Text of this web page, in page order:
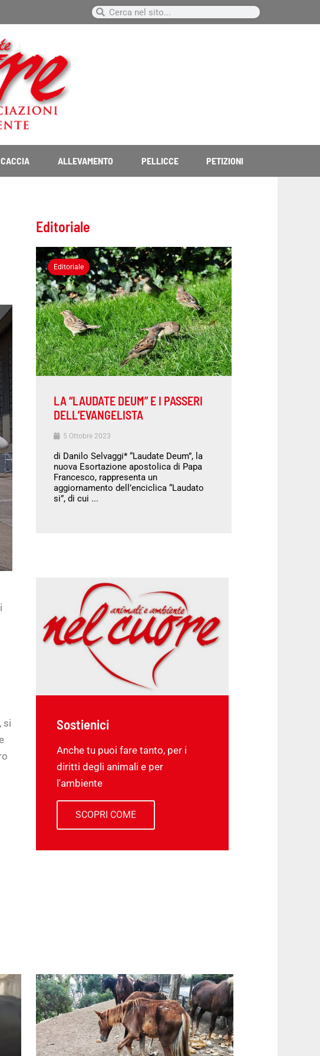
Cerca
Cerca
CACCIA ALLEVAMENTO PELLICCE PETIZIONI
si
Editoriale
Editoriale
LA “LAUDATE DEUM” E I PASSERI
DELL’EVANGELISTA
5 Ottobre 2023
di Danilo Selvaggi* “Laudate Deum”, la
nuova Esortazione apostolica di Papa
Francesco, rappresenta un
aggiornamento dell’enciclica “Laudato
si”, di cui ...
Sostienici
Anche tu puoi fare tanto, per i
diritti degli animali e per
l'ambiente
SCOPRI COME